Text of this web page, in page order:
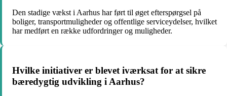
Den stadige vækst i Aarhus har ført til øget efterspørgsel på
boliger, transportmuligheder og offentlige serviceydelser, hvilket
har medført en række udfordringer og muligheder.
Hvilke initiativer er blevet iværksat for at sikre
bæredygtig udvikling i Aarhus?